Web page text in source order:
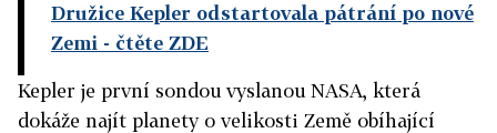
Družice Kepler odstartovala pátrání po nové
Zemi - čtěte ZDE
Kepler je první sondou vyslanou NASA, která
dokáže najít planety o velikosti Země obíhající